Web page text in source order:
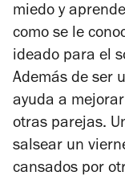
miedo y
como se le
ideado para el
Además de ser
ayuda a
otras parejas.
salsear un
cansados por